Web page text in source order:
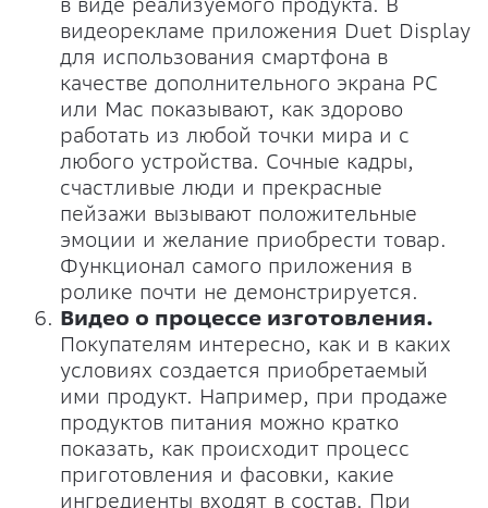
в виде реализуемого продукта. В
видеорекламе приложения Duet Display
для использования смартфона в
качестве дополнительного экрана PC
или Mac показывают, как здорово
работать из любой точки мира и с
любого устройства. Сочные кадры,
счастливые люди и прекрасные
пейзажи вызывают положительные
эмоции и желание приобрести товар.
Функционал самого приложения в
ролике почти не демонстрируется.
Видео о процессе изготовления.
Покупателям интересно, как и в каких
условиях создается приобретаемый
ими продукт. Например, при продаже
продуктов питания можно кратко
показать, как происходит процесс
приготовления и фасовки, какие
ингредиенты входят в состав. При